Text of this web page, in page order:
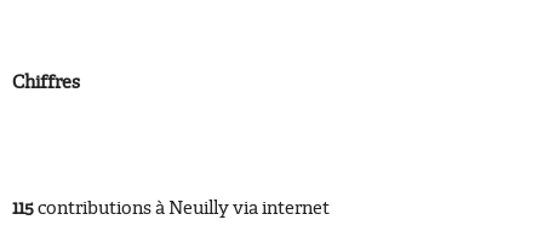
Chiffres
115contributions à Neuilly via internet